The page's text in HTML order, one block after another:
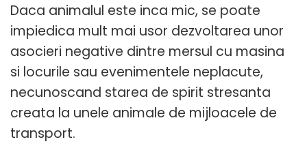
Daca animalul este inca mic, se poate
impiedica mult mai usor dezvoltarea unor
asocieri negative dintre mersul cu masina
si locurile sau evenimentele neplacute,
necunoscand starea de spirit stresanta
creata la unele animale de mijloacele de
transport.